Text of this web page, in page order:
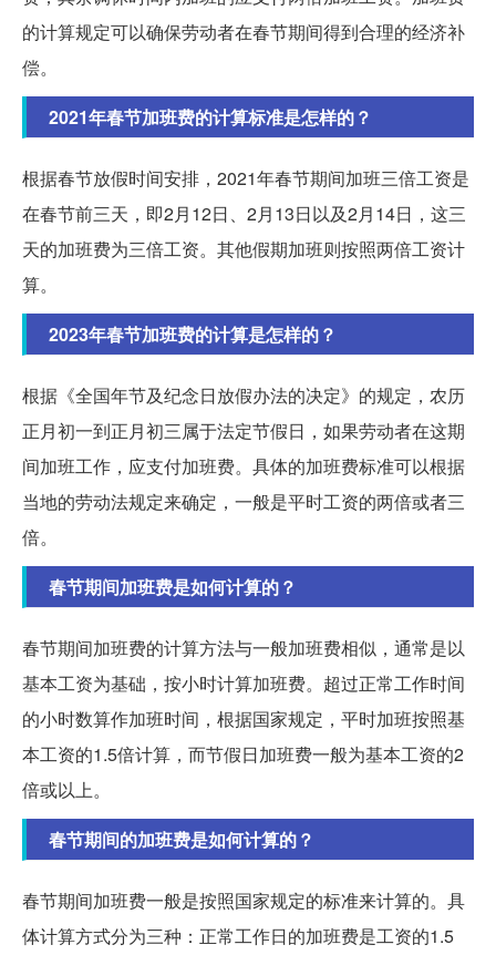
的计算规定可以确保劳动者在春节期间得到合理的经济补
偿。
2021年春节加班费的计算标准是怎样的？
根据春节放假时间安排，2021年春节期间加班三倍工资是
在春节前三天，即2月12日、2月13日以及2月14日，这三
天的加班费为三倍工资。其他假期加班则按照两倍工资计
算。
2023年春节加班费的计算是怎样的？
根据《全国年节及纪念日放假办法的决定》的规定，农历
正月初一到正月初三属于法定节假日，如果劳动者在这期
间加班工作，应支付加班费。具体的加班费标准可以根据
当地的劳动法规定来确定，一般是平时工资的两倍或者三
倍。
春节期间加班费是如何计算的？
春节期间加班费的计算方法与一般加班费相似，通常是以
基本工资为基础，按小时计算加班费。超过正常工作时间
的小时数算作加班时间，根据国家规定，平时加班按照基
本工资的1.5倍计算，而节假日加班费一般为基本工资的2
倍或以上。
春节期间的加班费是如何计算的？
春节期间加班费一般是按照国家规定的标准来计算的。具
体计算方式分为三种：正常工作日的加班费是工资的1.5